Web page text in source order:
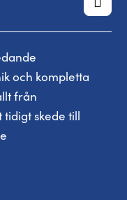
och kompletta
från
skede till